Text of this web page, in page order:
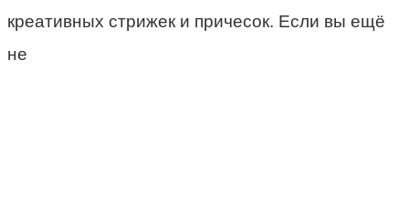
креативных стрижек и причесок. Если вы ещё
не